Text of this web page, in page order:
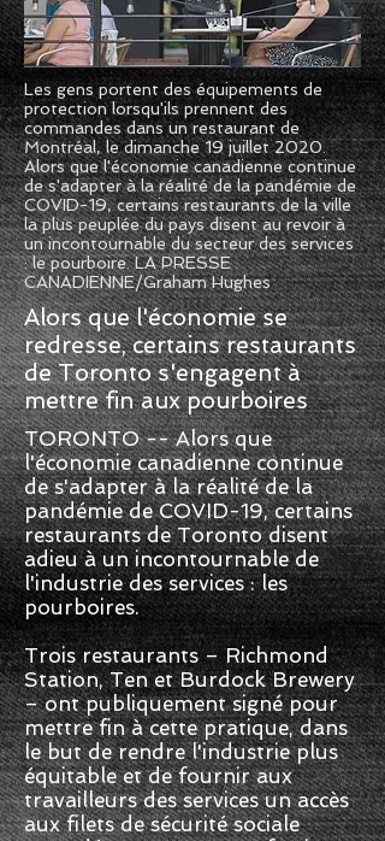
Les gens portent des équipements de
protection lorsqu'ils prennent des
commandes dans un restaurant de
Montréal, le dimanche 19 juillet 2020.
Alors que l'économie canadienne continue
de s'adapter à la réalité de la pandémie de
COVID-19, certains restaurants de la ville
la plus peuplée du pays disent au revoir à
un incontournable du secteur des services
: le pourboire. LA PRESSE
CANADIENNE/Graham Hughes
Alors que l'économie se
redresse, certains restaurants
de Toronto s'engagent à
mettre fin aux pourboires
TORONTO -- Alors que
l'économie canadienne continue
de s'adapter à la réalité de la
pandémie de COVID-19, certains
restaurants de Toronto disent
adieu à un incontournable de
l'industrie des services : les
pourboires.
Trois restaurants – Richmond
Station, Ten et Burdock Brewery
– ont publiquement signé pour
mettre fin à cette pratique, dans
le but de rendre l'industrie plus
équitable et de fournir aux
travailleurs des services un accès
aux filets de sécurité sociale